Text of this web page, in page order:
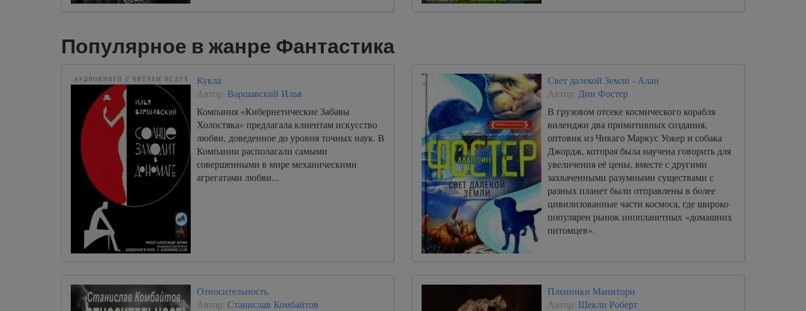
Популярное в жанре Фантастика
Кукла
Автор: Варшавский Илья
Компания «Кибернетические Забавы
Холостяка» предлагала клиентам искусство
любви, доведенное до уровня точных наук. В
Компании располагали самыми
совершенными в мире механическими
агрегатами любви...
Свет далекой Земли - Алан
Автор: Дин Фостер
В грузовом отсеке космического корабля
виленджи два примитивных создания,
оптовик из Чикаго Маркус Уокер и собака
Джордж, которая была научена говорить для
увеличения её цены, вместе с другими
захваченными разумными существами с
разных планет были отправлены в более
цивилизованные части космоса, где широко
популярен рынок инопланетных «домашних
питомцев».
Относительность
Автор: Станислав Комбайтов
Пленники Манитори
Автор: Шекли Роберт